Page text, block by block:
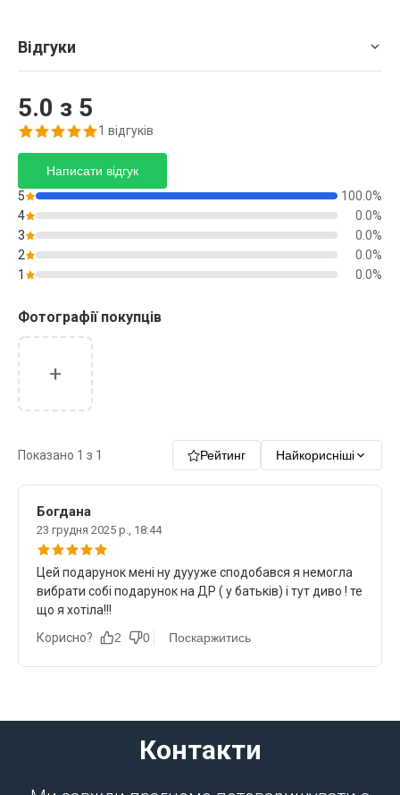
Відгуки
5.0 з 5
1 відгуків
Написати відгук
5
100.0%
4
0.0%
3
0.0%
2
0.0%
1
0.0%
Фотографії покупців
+
Показано 1 з 1 Рейтинг Найкорисніші
Богдана
23 грудня 2025 р., 18:44
Цей подарунок мені ну дуууже сподобався я немогла
вибрати собі подарунок на ДР ( у батьків) і тут диво ! те
що я хотіла!!!
Корисно?
2 0 Поскаржитись
Контакти